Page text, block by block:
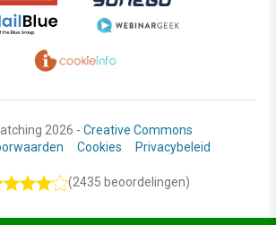
2026 - Creative Commons
Cookies Privacybeleid
(2435 beoordelingen)